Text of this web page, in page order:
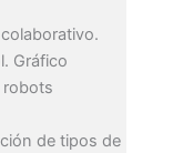
Gráfico
robots
de tipos de